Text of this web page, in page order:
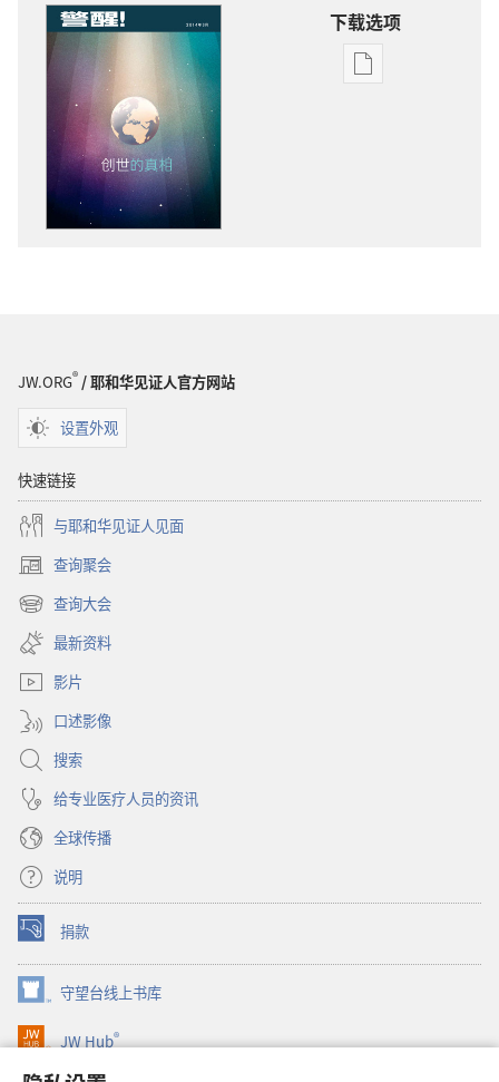
下载选项
电
JW.ORG®/ 耶和华见证人官方网站
设置外观
快速链接
与耶和华见证人见面
查询聚会
（打
开
新
窗
口）
查询大会
（打
开
新
窗
最新资料
影片
口述影像
搜索
给专业医疗人员的资讯
全球传播
说明
捐款
（打
开
新
窗
口）
守望台线上书库
（打
开
新
JW Hub®
（打
开